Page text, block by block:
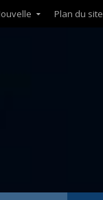
Plan du site